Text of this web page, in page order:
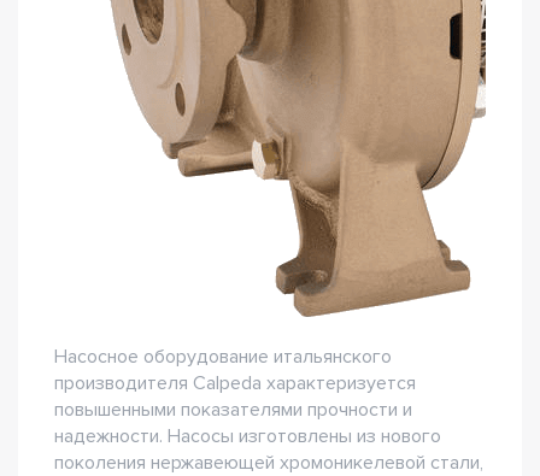
Насосное оборудование итальянского
производителя Calpeda характеризуется
повышенными показателями прочности и
надежности. Насосы изготовлены из нового
поколения нержавеющей хромоникелевой стали,